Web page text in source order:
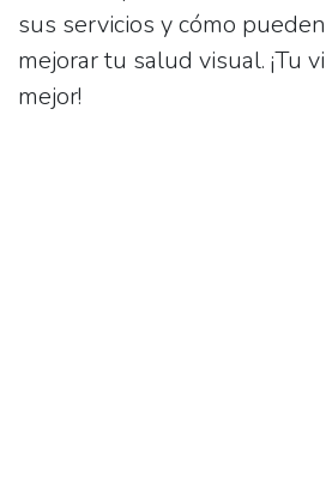
sus servicios y cómo
mejorar tu salud visual. ¡Tu
mejor!